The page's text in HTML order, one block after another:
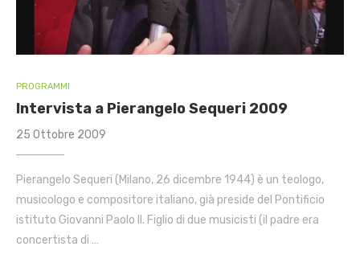
PROGRAMMI
Intervista a Pierangelo Sequeri 2009
25 Ottobre 2009
Pierangelo Sequeri (Milano, 26 dicembre 1944) è un teologo,
musicologo e compositore italiano, già preside del Pontificio
istituto Giovanni Paolo II. Figlio di due musicisti (il padre era
concertista di …